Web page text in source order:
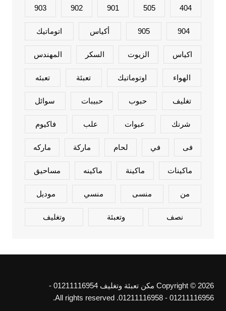
404
505
901
902
903
904
905 أكياس اتوماتيك
اكياس الزيوت السكر المهندس
الهواء اوتوماتيك تعبئة تعبئه
تغليف حبوب حبيبات سوائل
شرنك عبوات علب فاكيوم
فى في لحام ماركة ماركه
ماكينات ماكينة ماكينه مساحيق
من منسى منسي موديل
نصف وتعبئة وتغليف
Copyright © 2026 مكن تعبئة وتغليف 01211116954 -
01211116956 - 01211116958. All rights reserved.